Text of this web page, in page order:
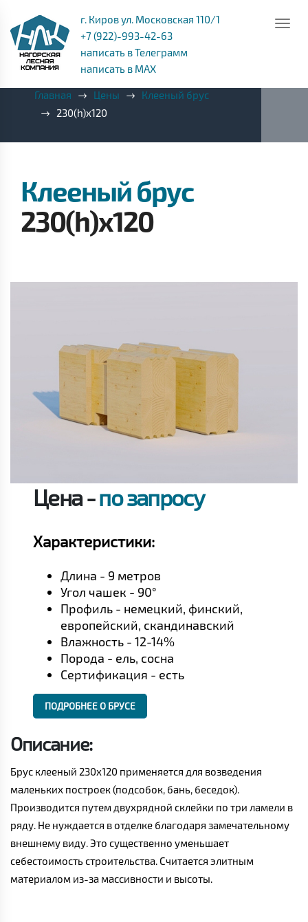
г. Киров ул. Московская 110/1
+7 (922)-993-42-63
написать в Телеграмм
написать в MAX
Главная Цены
Клееный брус
230(h)x120
Клееный брус
230(h)x120
Цена -по запросу
Характеристики:
Длина - 9 метров
Угол чашек - 90°
Профиль - немецкий, финский,
европейский, скандинавский
Влажность - 12-14%
Порода - ель, сосна
Сертификация - есть
ПОДРОБНЕЕ О БРУСЕ
Описание:
Брус клееный 230x120 применяется для возведения
маленьких построек (подсобок, бань, беседок).
Производится путем двухрядной склейки по три ламели в
ряду. Не нуждается в отделке благодаря замечательному
внешнему виду. Это существенно уменьшает
себестоимость строительства. Считается элитным
материалом из-за массивности и высоты.